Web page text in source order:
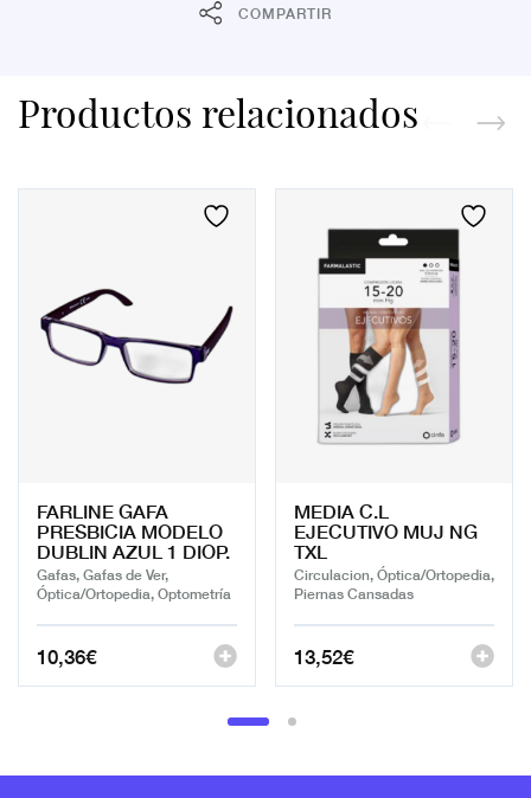
COMPARTIR
Productos relacionados
FARLINE GAFA
PRESBICIA MODELO
DUBLIN AZUL 1 DIOP.
Gafas, Gafas de Ver,
Óptica/Ortopedia, Optometría
10,36€
MEDIA C.L
EJECUTIVO MUJ NG
TXL
Circulacion, Óptica/Ortopedia,
Piernas Cansadas
13,52€